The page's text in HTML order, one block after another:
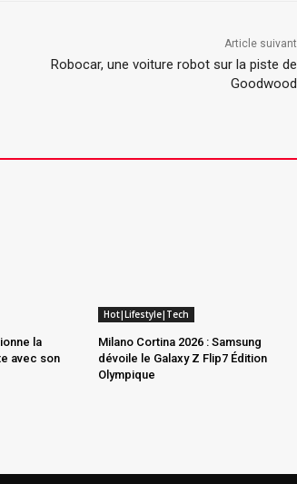
Article suivant
Robocar, une voiture robot sur la piste de
Goodwood
la
avec son
Hot|Lifestyle|Tech
Milano Cortina 2026 : Samsung
dévoile le Galaxy Z Flip7 Édition
Olympique